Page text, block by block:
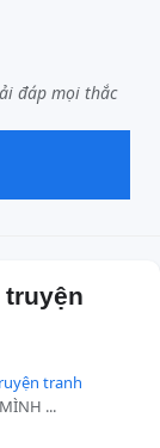
đáp mọi thắc
truyện
tranh
...